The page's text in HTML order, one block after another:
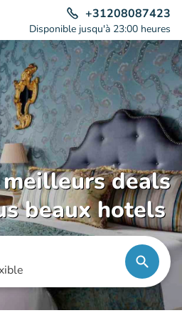
+31208087423
Disponible jusqu'à 23:00 heures
deals
beaux hotels